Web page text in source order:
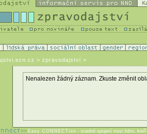
> zpravodajství >
Nenalezen žádný záznam. Zkuste změnit
Easy CONNECTion - snadné spojení mezi lidmi,